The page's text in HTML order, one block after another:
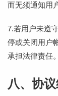
而无须通知用
7.若用户未遵
停或关闭用户
承担法律责任。
八、协